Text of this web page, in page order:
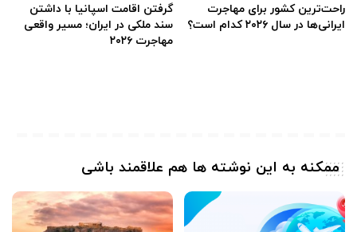
راحت‌ترین کشور برای مهاجرت
ایرانی‌ها در سال ۲۰۲۶ کدام است؟
گرفتن اقامت اسپانیا با داشتن
سند ملکی در ایران؛ مسیر واقعی
مهاجرت ۲۰۲۶
ممکنه به این نوشته ها هم علاقمند باشی